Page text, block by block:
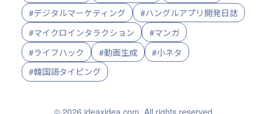
#デジタルマーケティング
#ハングルアプリ開発日誌
#マイクロインタラクション
#マンガ
#ライフハック
#動画生成
#小ネタ
#韓国語タイピング
© 2026 ideaxidea.com. All rights reserved.